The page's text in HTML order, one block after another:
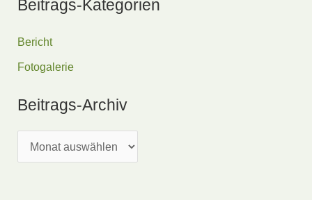
Beitrags-Kategorien
Bericht
Fotogalerie
Beitrags-Archiv
e